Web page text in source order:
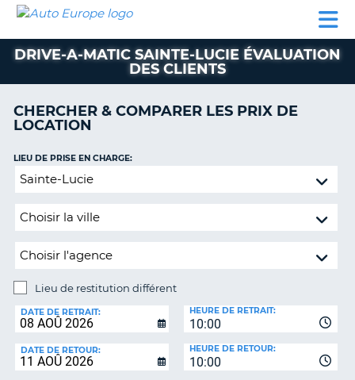
LOCATION
VOITURE
CAMPING-
CAR
CLIENT
AUTO
EUROPE
LOCATION
VOITURE
PARTENAIRES
CLIENT
MON
RÉSERVATION
FRANCE
DRIVE-A-MATIC SAINTE-LUCIE ÉVALUATION
DES CLIENTS
CHERCHER & COMPARER LES PRIX DE
LOCATION
Lieu
restitution
LIEU DE PRISE EN CHARGE:
Lieu de restitution différent
DE
RESTITUTION:
DATE DE RETRAIT:
10:00
HEURE DE RETRAIT:
DATE DE RETOUR:
10:00
HEURE DE RETOUR: